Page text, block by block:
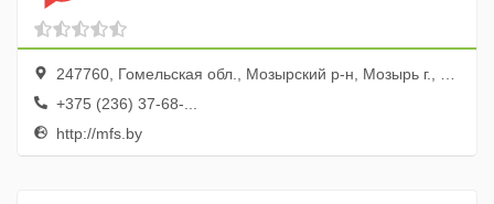
247760, Гомельская обл., Мозырский р-н, Мозырь г., ул. Коммунальная, 18у
+375 (236) 37-68-...
http://mfs.by